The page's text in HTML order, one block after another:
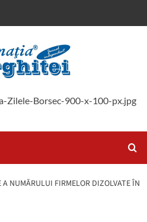
A NUMĂRULUI FIRMELOR DIZOLVATE ÎN